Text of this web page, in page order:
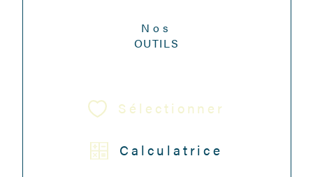
Nos
OUTILS
Sélectionner
Calculatrice